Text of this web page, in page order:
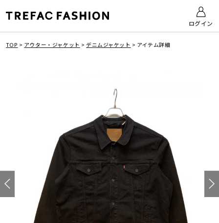
ログイン
TOP > アウター・ジャケット > デニムジャケット > アイテム詳細